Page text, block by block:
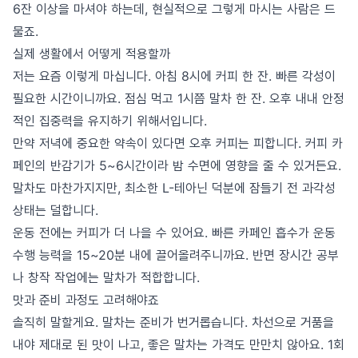
6잔 이상을 마셔야 하는데, 현실적으로 그렇게 마시는 사람은 드
물죠.
실제 생활에서 어떻게 적용할까
저는 요즘 이렇게 마십니다. 아침 8시에 커피 한 잔. 빠른 각성이
필요한 시간이니까요. 점심 먹고 1시쯤 말차 한 잔. 오후 내내 안정
적인 집중력을 유지하기 위해서입니다.
만약 저녁에 중요한 약속이 있다면 오후 커피는 피합니다. 커피 카
페인의 반감기가 5~6시간이라 밤 수면에 영향을 줄 수 있거든요.
말차도 마찬가지지만, 최소한 L-테아닌 덕분에 잠들기 전 과각성
상태는 덜합니다.
운동 전에는 커피가 더 나을 수 있어요. 빠른 카페인 흡수가 운동
수행 능력을 15~20분 내에 끌어올려주니까요. 반면 장시간 공부
나 창작 작업에는 말차가 적합합니다.
맛과 준비 과정도 고려해야죠
솔직히 말할게요. 말차는 준비가 번거롭습니다. 차선으로 거품을
내야 제대로 된 맛이 나고, 좋은 말차는 가격도 만만치 않아요. 1회